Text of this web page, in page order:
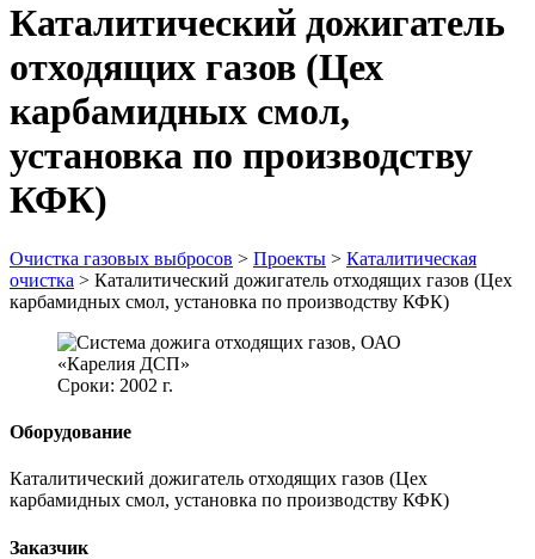
Каталитический дожигатель
отходящих газов (Цех
карбамидных смол,
установка по производству
КФК)
Очистка газовых выбросов > Проекты > Каталитическая
очистка > Каталитический дожигатель отходящих газов (Цех
карбамидных смол, установка по производству КФК)
Сроки: 2002 г.
Оборудование
Каталитический дожигатель отходящих газов (Цех
карбамидных смол, установка по производству КФК)
Заказчик